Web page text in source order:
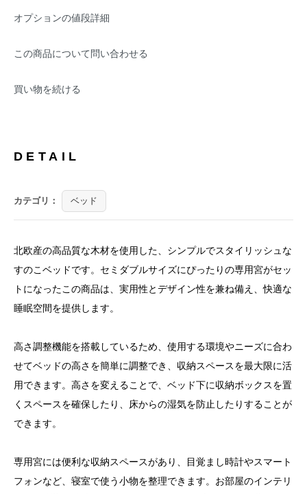
オプションの値段詳細
この商品について問い合わせる
買い物を続ける
DETAIL
カテゴリ： ベッド
北欧産の高品質な木材を使用した、シンプルでスタイリッシュな
すのこベッドです。セミダブルサイズにぴったりの専用宮がセッ
トになったこの商品は、実用性とデザイン性を兼ね備え、快適な
睡眠空間を提供します。
高さ調整機能を搭載しているため、使用する環境やニーズに合わ
せてベッドの高さを簡単に調整でき、収納スペースを最大限に活
用できます。高さを変えることで、ベッド下に収納ボックスを置
くスペースを確保したり、床からの湿気を防止したりすることが
できます。
専用宮には便利な収納スペースがあり、目覚まし時計やスマート
フォンなど、寝室で使う小物を整理できます。お部屋のインテリ